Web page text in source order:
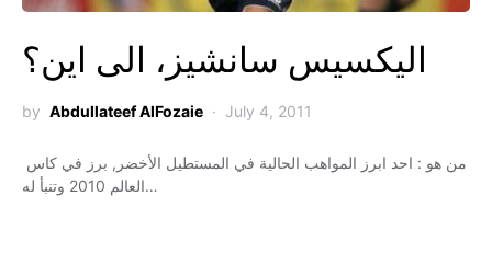
اليكسيس سانشيز، الى اين؟
by Abdullateef AlFozaie July 4, 2011
العالم 2010 وتنبأ له…